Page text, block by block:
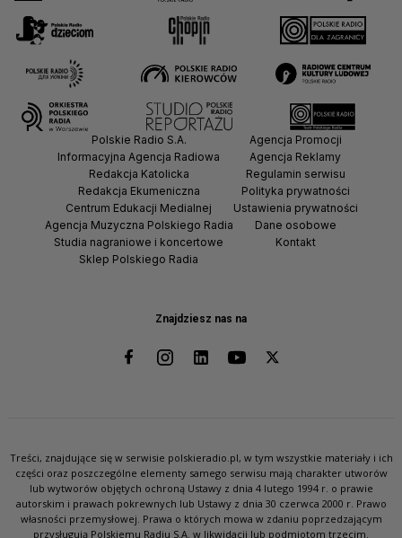
Znajdziesz nas na
Polskie Radio S.A.
Informacyjna Agencja Radiowa
Redakcja Katolicka
Redakcja Ekumeniczna
Centrum Edukacji Medialnej
Agencja Muzyczna Polskiego Radia
Studia nagraniowe i koncertowe
Sklep Polskiego Radia
Agencja Promocji
Agencja Reklamy
Regulamin serwisu
Polityka prywatności
Ustawienia prywatności
Dane osobowe
Kontakt
Treści, znajdujące się w serwisie polskieradio.pl, w tym wszystkie materiały i ich
części oraz poszczególne elementy samego serwisu mają charakter utworów
lub wytworów objętych ochroną Ustawy z dnia 4 lutego 1994 r. o prawie
autorskim i prawach pokrewnych lub Ustawy z dnia 30 czerwca 2000 r. Prawo
własności przemysłowej. Prawa o których mowa w zdaniu poprzedzającym
przysługują Polskiemu Radiu S.A. w likwidacji lub podmiotom trzecim.